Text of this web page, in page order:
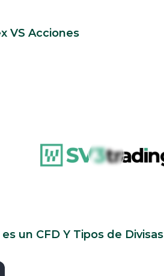
VS Acciones
un CFD Y Tipos de Divisas